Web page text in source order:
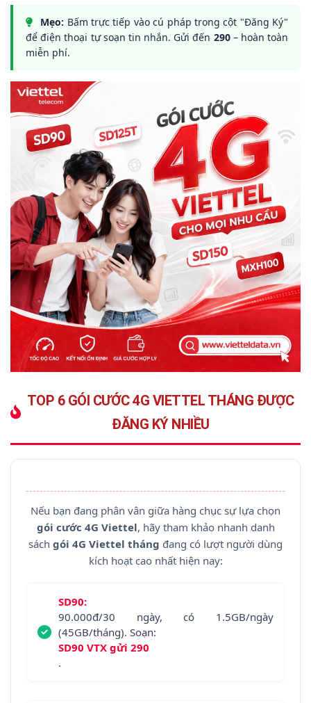
Mẹo: Bấm trực tiếp vào cú pháp trong cột "Đăng Ký"
để điện thoại tự soạn tin nhắn. Gửi đến 290– hoàn toàn
miễn phí.
TOP 6 GÓI CƯỚC 4G VIETTEL THÁNG ĐƯỢC
ĐĂNG KÝ NHIỀU
Nếu bạn đang phân vân giữa hàng chục sự lựa chọn
gói cước 4G Viettel, hãy tham khảo nhanh danh
sách gói 4G Viettel tháng đang có lượt người dùng
kích hoạt cao nhất hiện nay:
SD90:
90.000đ/30 ngày, có 1.5GB/ngày
(45GB/tháng). Soạn:
SD90 VTX gửi 290
.